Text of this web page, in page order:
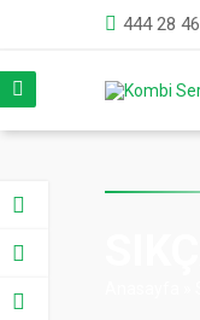
444 28 46